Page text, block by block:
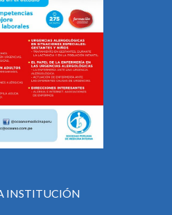
INSTITUCIÓN